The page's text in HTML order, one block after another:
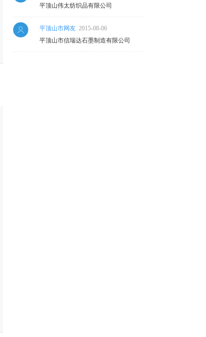
平顶山伟太纺织品有限公司
平顶山市网友 2015-08-06
平顶山市信瑞达石墨制造有限公司